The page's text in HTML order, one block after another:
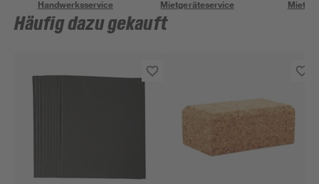
Handwerksservice Mietgeräteservice
Häufig dazu gekauft